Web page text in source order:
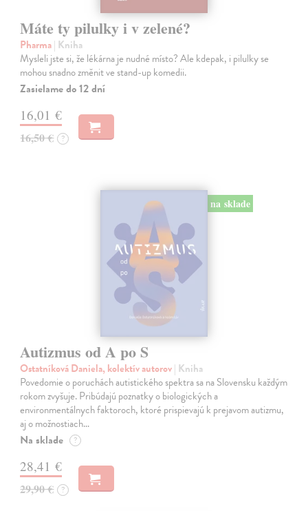
Máte ty pilulky i v zelené?
Pharma| Kniha
Mysleli jste si, že lékárna je nudné místo? Ale kdepak, i pilulky se
mohou snadno změnit ve stand-up komedii.
Zasielame do 12 dní
16,01 €
16,50 € ?
na sklade
Autizmus od A po S
Ostatníková Daniela, kolektív autorov| Kniha
Povedomie o poruchách autistického spektra sa na Slovensku každým
rokom zvyšuje. Pribúdajú poznatky o biologických a
environmentálnych faktoroch, ktoré prispievajú k prejavom autizmu,
aj o možnostiach…
Na sklade ?
28,41 €
29,90 € ?